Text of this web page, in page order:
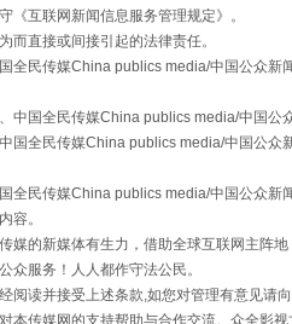
你上场 事关
《互联网新闻信息服务管理规定》。
而直接或间接引起的法律责任。
全民传媒China publics media/中国公众
中国全民传媒China publics media/中国
国全民传媒China publics media/中国公
全民传媒China publics media/中国公众
容。
媒的新媒体有生力，借助全球互联网主阵
众服务！人人都作守法公民。
阅读并接受上述条款,如您对管理有意见
本传媒网的支持帮助与合作交流。众全影